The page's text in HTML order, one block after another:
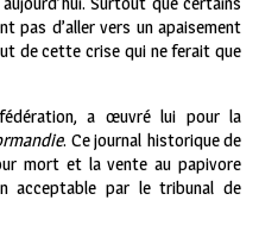
pas d’aller vers un apaisement
de cette crise qui ne ferait que
a œuvré lui pour la
. Ce journal historique de
mort et la vente au papivore
acceptable par le tribunal de